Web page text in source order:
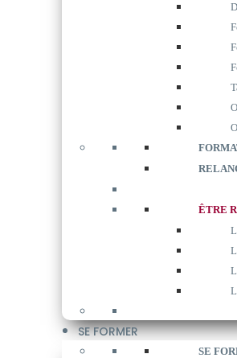
ÊTRE
SE FORMER
SE